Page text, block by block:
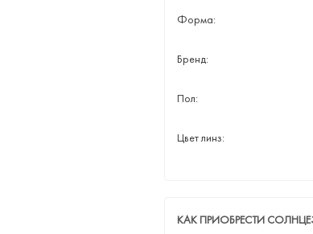
Форма:
Бренд:
Пол:
Цвет линз:
КАК ПРИОБРЕСТИ